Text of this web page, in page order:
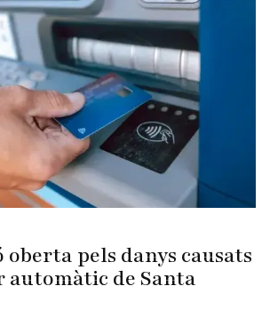
pels danys causats
automàtic de Santa